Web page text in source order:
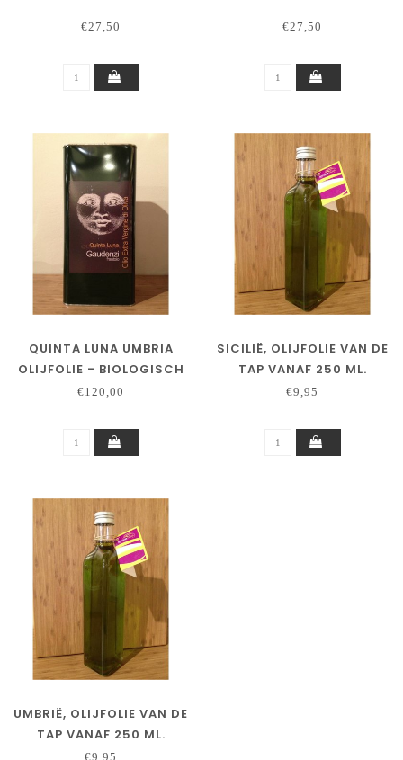
€27,50 €27,50
QUINTA LUNA UMBRIA
OLIJFOLIE - BIOLOGISCH
- BLIK 5 LITER
€120,00
SICILIË, OLIJFOLIE VAN DE
TAP VANAF 250 ML.
€9,95
UMBRIË, OLIJFOLIE VAN DE
TAP VANAF 250 ML.
€9,95